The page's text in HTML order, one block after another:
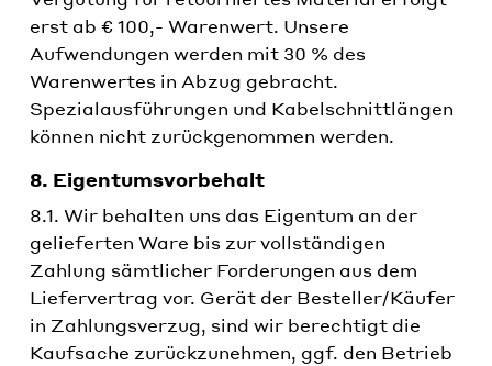
erst ab € 100,- Warenwert. Unsere
Aufwendungen werden mit 30 % des
Warenwertes in Abzug gebracht.
Spezialausführungen und Kabelschnittlängen
können nicht zurückgenommen werden.
8. Eigentumsvorbehalt
8.1. Wir behalten uns das Eigentum an der
gelieferten Ware bis zur vollständigen
Zahlung sämtlicher Forderungen aus dem
Liefervertrag vor. Gerät der Besteller/Käufer
in Zahlungsverzug, sind wir berechtigt die
Kaufsache zurückzunehmen, ggf. den Betrieb